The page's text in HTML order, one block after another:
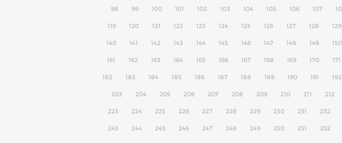
98 99 100 101 102 103 104 105 106 107
119 120 121 122 123 124 125 126 127 128 129
140 141 142 143 144 145 146 147 148 149 150
161 162 163 164 165 166 167 168 169 170 171
182 183 184 185 186 187 188 189 190 191 192
203 204 205 206 207 208 209 210 211 212
223 224 225 226 227 228 229 230 231 232
243 244 245 246 247 248 249 250 251 252